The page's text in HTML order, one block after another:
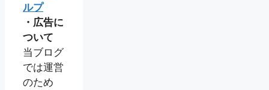
ルプ
・広告に
ついて
当ブログ
では運営
のため